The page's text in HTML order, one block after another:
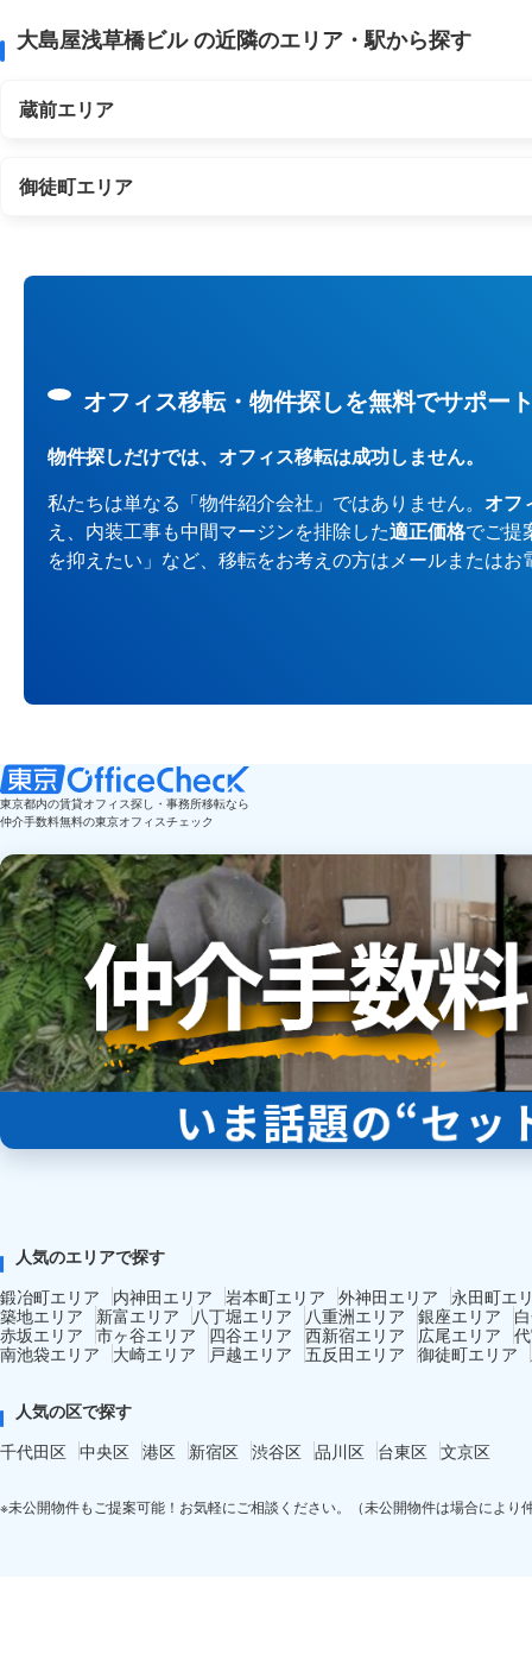
大島屋浅草橋ビル の近隣のエリア・駅から探す
蔵前エリア
御徒町エリア
オフィス移転・物件探しを無料でサポー
物件探しだけでは、オフィス移転は成功しません。
私たちは単なる「物件紹介会社」ではありません。 オフ
え、内装工事も中間マージンを排除した適正価格でご提
を抑えたい」など、移転をお考えの方はメールまたは
東京都内の賃貸オフィス探し・事務所移転なら
仲介手数料無料の東京オフィスチェック
人気のエリアで探す
鍛冶町エリア
内神田エリア 岩本町エリア 外神田エリア
永田町エ
築地エリア
新富エリア 八丁堀エリア 八重洲エリア 銀座エリア
赤坂エリア 市ヶ谷エリア 四谷エリア 西新宿エリア 広尾エリア
南池袋エリア
大崎エリア 戸越エリア 五反田エリア 御徒町エリア
人気の区で探す
千代田区 中央区 港区 新宿区 渋谷区 品川区 台東区 文京区
※未公開物件もご提案可能！お気軽にご相談ください。（未公開物件は場合により